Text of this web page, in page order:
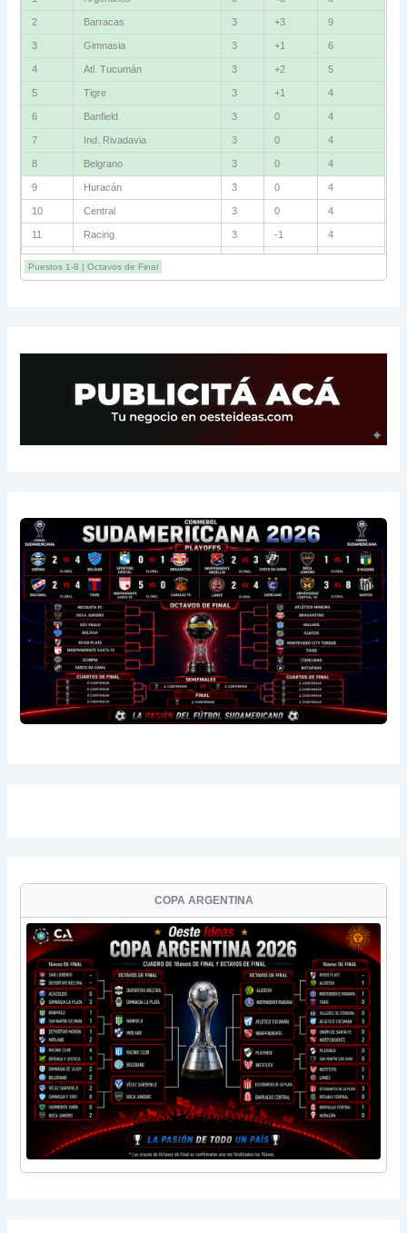
2 Barracas 3 +3 9
3 Gimnasia 3 +1 6
4 Atl. Tucumán 3 +2 5
5 Tigre 3 +1 4
6 Banfield 3 0 4
7 Ind. Rivadavia 3 0 4
8 Belgrano 3 0 4
9 Huracán 3 0 4
10 Central 3 0 4
11 Racing 3 -1 4
12 Estudiantes RC 3 -2 4
13 Sarmiento 3 -1 3
Puestos 1-8 | Octavos de Final
COPA ARGENTINA